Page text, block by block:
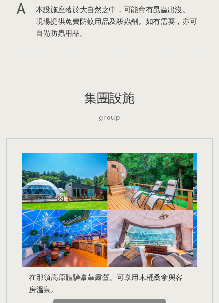
本設施座落於大自然之中，可能會有昆蟲出沒。
現場提供免費防蚊用品及殺蟲劑。如有需要，亦可
自備防蟲用品。
集團設施
group
在那須高原體驗豪華露營。可享用木桶桑拿與客
房溫泉。